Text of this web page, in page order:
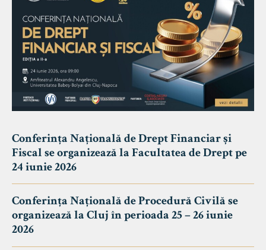
Conferința Națională de Drept Financiar și
Fiscal se organizează la Facultatea de Drept pe
24 iunie 2026
Conferința Națională de Procedură Civilă se
organizează la Cluj în perioada 25 – 26 iunie
2026